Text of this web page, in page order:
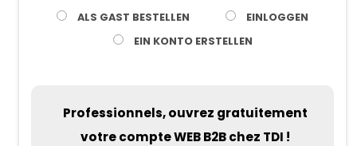
Dokumentation
Mein
Wagen
ALS GAST BESTELLEN
EINLOGGEN
EIN KONTO ERSTELLEN
Professionnels, ouvrez gratuitement
votre compte WEB B2B chez TDI !